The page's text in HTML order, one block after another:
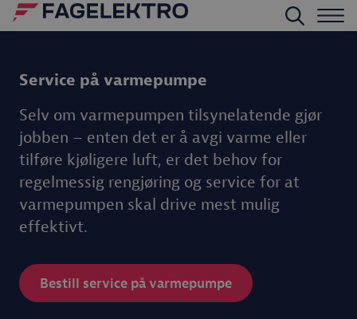
Service på varmepumpe
Selv om varmepumpen tilsynelatende gjør
jobben – enten det er å avgi varme eller
tilføre kjøligere luft, er det behov for
regelmessig rengjøring og service for at
varmepumpen skal drive mest mulig
effektivt.
Bestill service på varmepumpe